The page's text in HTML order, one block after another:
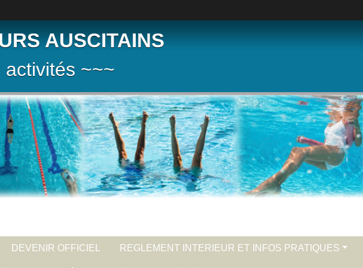
AUSCITAINS
~~~
DEVENIR OFFICIEL REGLEMENT INTERIEUR ET INFOS PRATIQUES